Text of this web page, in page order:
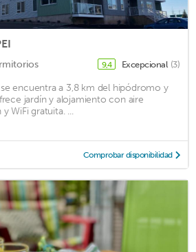
9,4 Excepcional (3)
se encuentra a 3,8 km del hipódromo y
jardín y alojamiento con aire
WiFi gratuita. ...
Comprobar disponibilidad